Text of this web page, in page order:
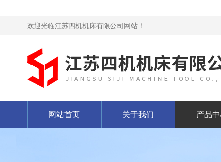
欢迎光临江苏四机机床有限公司网站！
网站首页 关于我们 产品